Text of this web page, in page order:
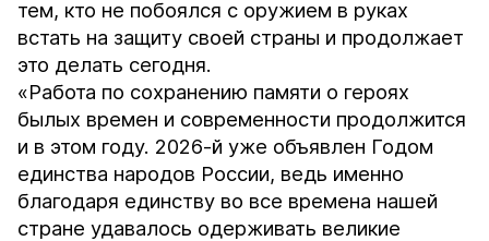
тем, кто не побоялся с оружием в руках
встать на защиту своей страны и продолжает
это делать сегодня.
«Работа по сохранению памяти о героях
былых времен и современности продолжится
и в этом году. 2026-й уже объявлен Годом
единства народов России, ведь именно
благодаря единству во все времена нашей
стране удавалось одерживать великие